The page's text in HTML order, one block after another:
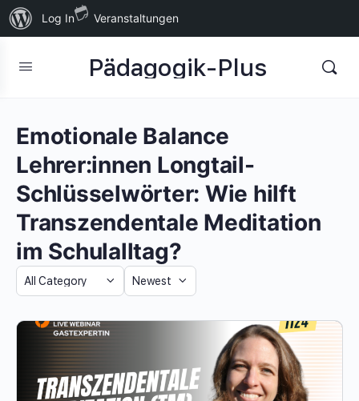
Über
WordPress
Log In Veranstaltungen
Pädagogik-Plus
Emotionale Balance
Lehrer:innen Longtail-
Schlüsselwörter: Wie hilft
Transzendentale Meditation
im Schulalltag?
Category
Sort